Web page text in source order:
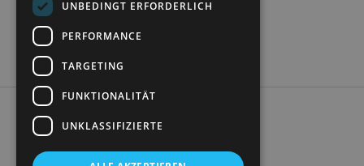
Accessibility Statement
Data Protection Policy
Contact Us
UNBEDINGT ERFORDERLICH
PERFORMANCE
TARGETING
FUNKTIONALITÄT
UNKLASSIFIZIERTE